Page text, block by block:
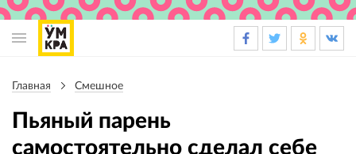
навигации
Главная Смешное
Пьяный парень
самостоятельно сделал себе